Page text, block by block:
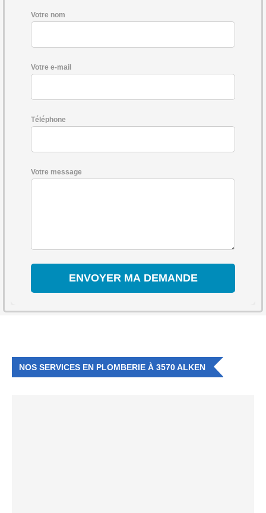
Votre nom
Votre e-mail
Téléphone
Votre message
NOS SERVICES EN PLOMBERIE À 3570 ALKEN